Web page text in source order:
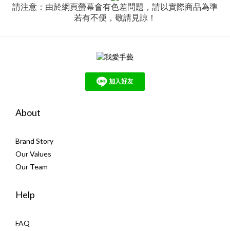
請注意：由於網頁螢幕會有色差問題，請以實際商品為準
若有不便，敬請見諒！
About
Brand Story
Our Values
Our Team
Help
FAQ